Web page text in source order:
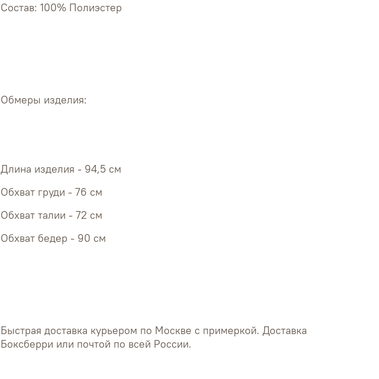
Состав: 100% Полиэстер
Обмеры изделия:
Длина изделия - 94,5 см
Обхват груди - 76 см
Обхват талии - 72 см
Обхват бедер - 90 см
Быстрая доставка курьером по Москве с примеркой. Доставка
Боксберри или почтой по всей России.